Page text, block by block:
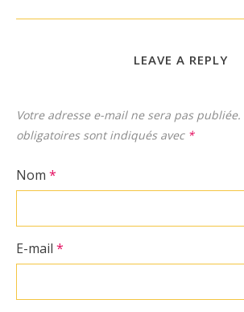
LEAVE A REPLY
Votre adresse e-mail ne sera pas publiée.
obligatoires sont indiqués avec *
Nom *
E-mail *